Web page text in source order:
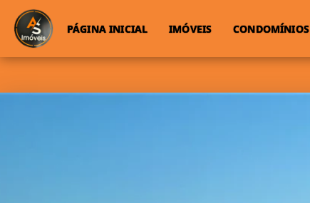
PÁGINA INICIAL IMÓVEIS CONDOMÍNIOS